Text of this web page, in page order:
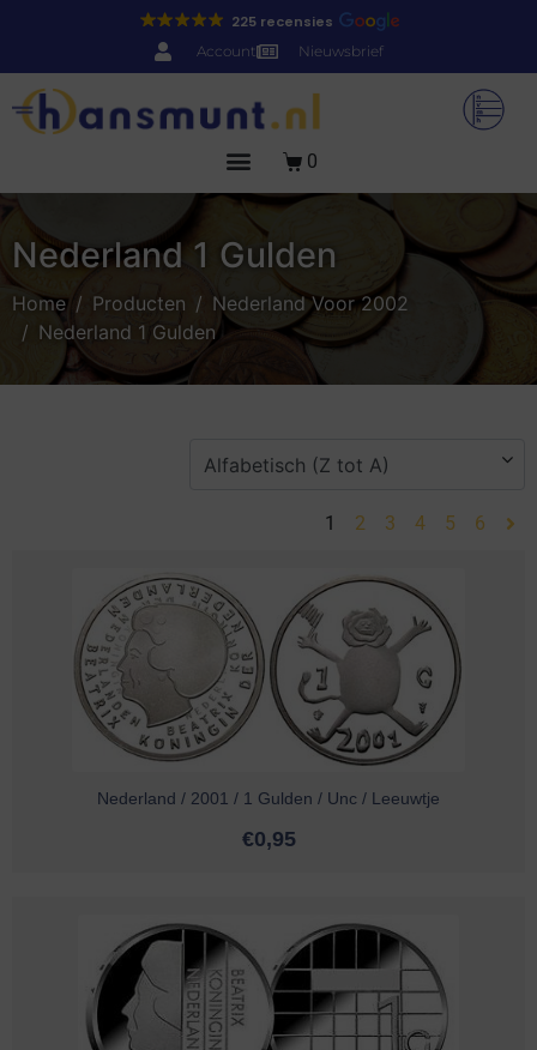
225 recensies
Account Nieuwsbrief
0
Nederland 1 Gulden
Home Producten
Nederland Voor 2002
Nederland 1 Gulden
1 2 3 4 5 6
Nederland / 2001 / 1 Gulden / Unc / Leeuwtje
€0,95